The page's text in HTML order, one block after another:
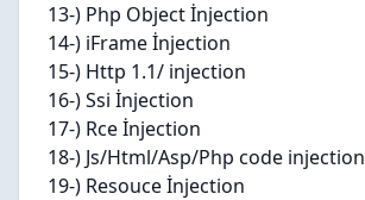
13-) Php Object İnjection
14-) iFrame İnjection
15-) Http 1.1/ injection
16-) Ssi İnjection
17-) Rce İnjection
18-) Js/Html/Asp/Php code injection
19-) Resouce İnjection